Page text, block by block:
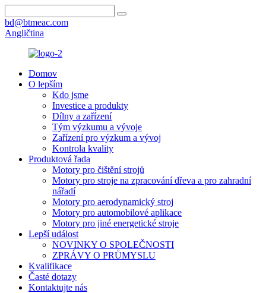
bd@btmeac.com
Angličtina
Domov
O lepším
Kdo jsme
Investice a produkty
Dílny a zařízení
Tým výzkumu a vývoje
Zařízení pro výzkum a vývoj
Kontrola kvality
Produktová řada
Motory pro čištění strojů
Motory pro stroje na zpracování dřeva a pro zahradní
nářadí
Motory pro aerodynamický stroj
Motory pro automobilové aplikace
Motory pro jiné energetické stroje
Lepší událost
NOVINKY O SPOLEČNOSTI
ZPRÁVY O PRŮMYSLU
Kvalifikace
Časté dotazy
Kontaktujte nás